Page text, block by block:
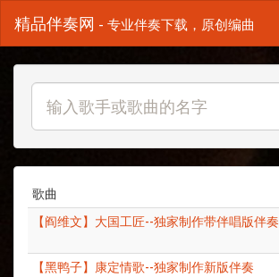
精品伴奏网 - 专业伴奏下载，原创编曲
歌曲
【阎维文】大国工匠--独家制作带伴唱版伴奏
【黑鸭子】康定情歌--独家制作新版伴奏